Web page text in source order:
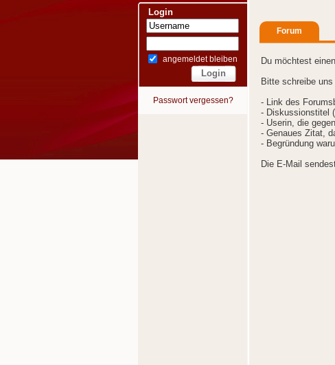
Login
angemeldet bleiben
Passwort vergessen?
Forum
Du möchtest
Bitte schreibe
- Link des
- Diskussionstitel
- Userin, die
- Genaues Zitat,
- Begründung
Die E-Mail